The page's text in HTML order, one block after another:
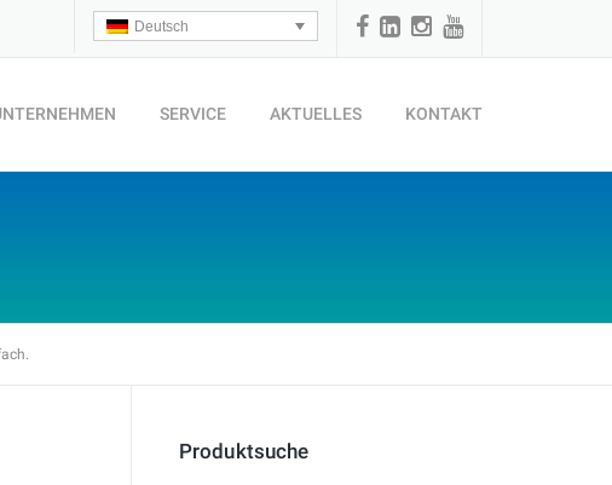
Deutsch
SERVICE AKTUELLES KONTAKT
Produktsuche